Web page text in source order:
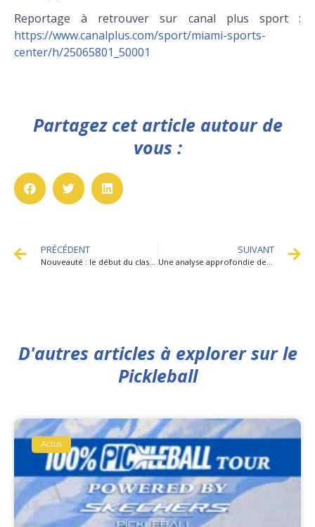
Reportage à retrouver sur canal plus sport :
https://www.canalplus.com/sport/miami-sports-
center/h/25065801_50001
Partagez cet article autour de
vous :
PRÉCÉDENT SUIVANT
D'autres articles à explorer sur le
Pickleball
Actus